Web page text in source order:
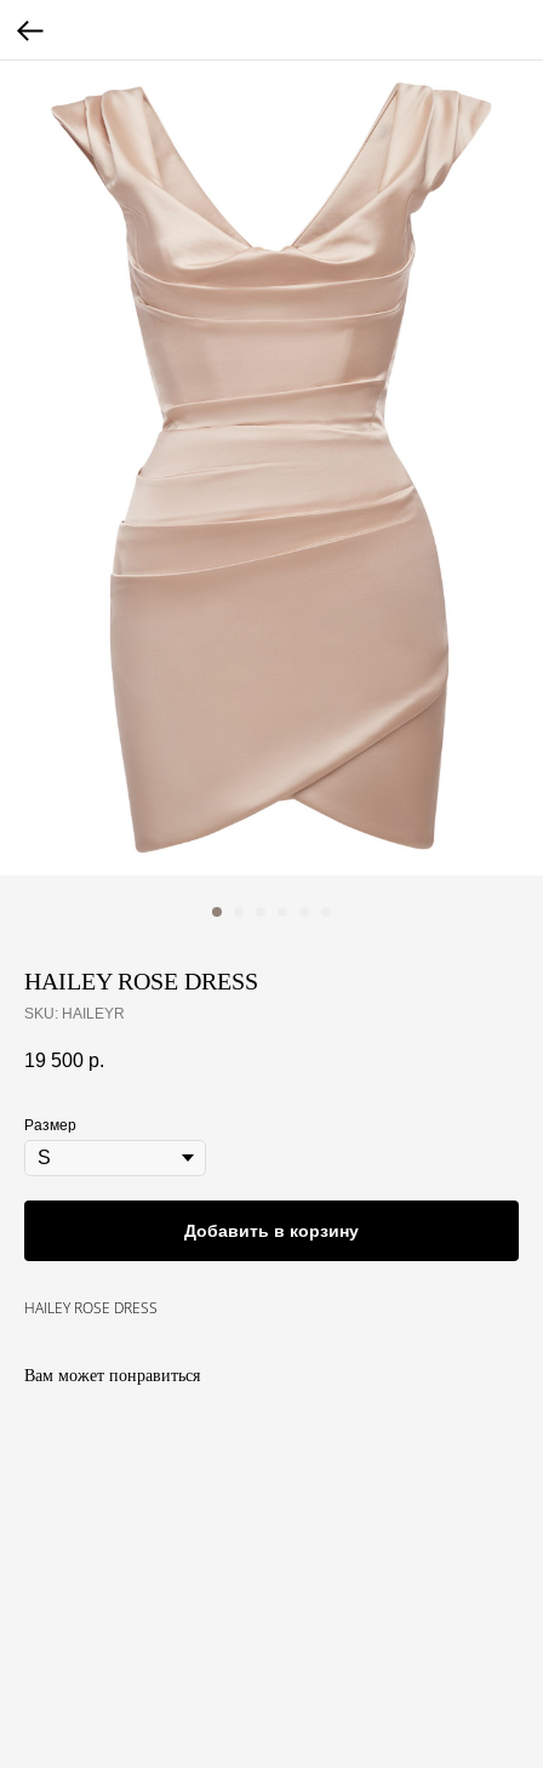
HAILEY ROSE DRESS
SKU: HAILEYR
19 500 р.
Размер
Добавить в корзину
HAILEY ROSE DRESS
Вам может понравиться